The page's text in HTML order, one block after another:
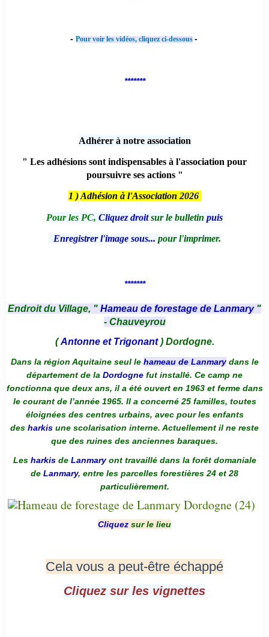
- Pour voir les vidéos, cliquez ci-dessous -
*******
Adhérer à notre association
" Les adhésions sont indispensables à l'association pour
poursuivre ses actions "
1 )Adhésion à l'Association 2026
Pour les PC, Cliquez droitsur le bulletin puis
Enregistrer l'image sous... pour l'imprimer.
*******
Endroit du Village, " Hameau de forestage de Lanmary "
- Chauveyrou
(Antonne et Trigonant) Dordogne.
Dans la région Aquitaine seul le hameau de Lanmarydans le
département de la Dordogne fut installé. Ce camp ne
fonctionna que deux ans, il a été ouvert en 1963 et ferme dans
le courant de l’année 1965. Il a concerné 25 familles, toutes
éloignées des centres urbains, avec pour les enfants
des harkis une scolarisation interne. Actuellement il ne reste
que des ruines des anciennes baraques.
Les harkis de Lanmaryont travaillé dans la forêt domaniale
de Lanmary, entre les parcelles forestières 24 et 28
particulièrement.
Cliquez sur le lieu
Cela vous a peut-être échappé
Cliquez sur les vignettes